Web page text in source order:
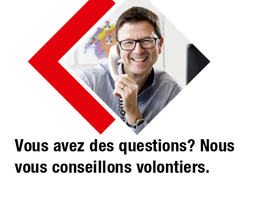
Vous avez des questions? Nous
vous conseillons volontiers.